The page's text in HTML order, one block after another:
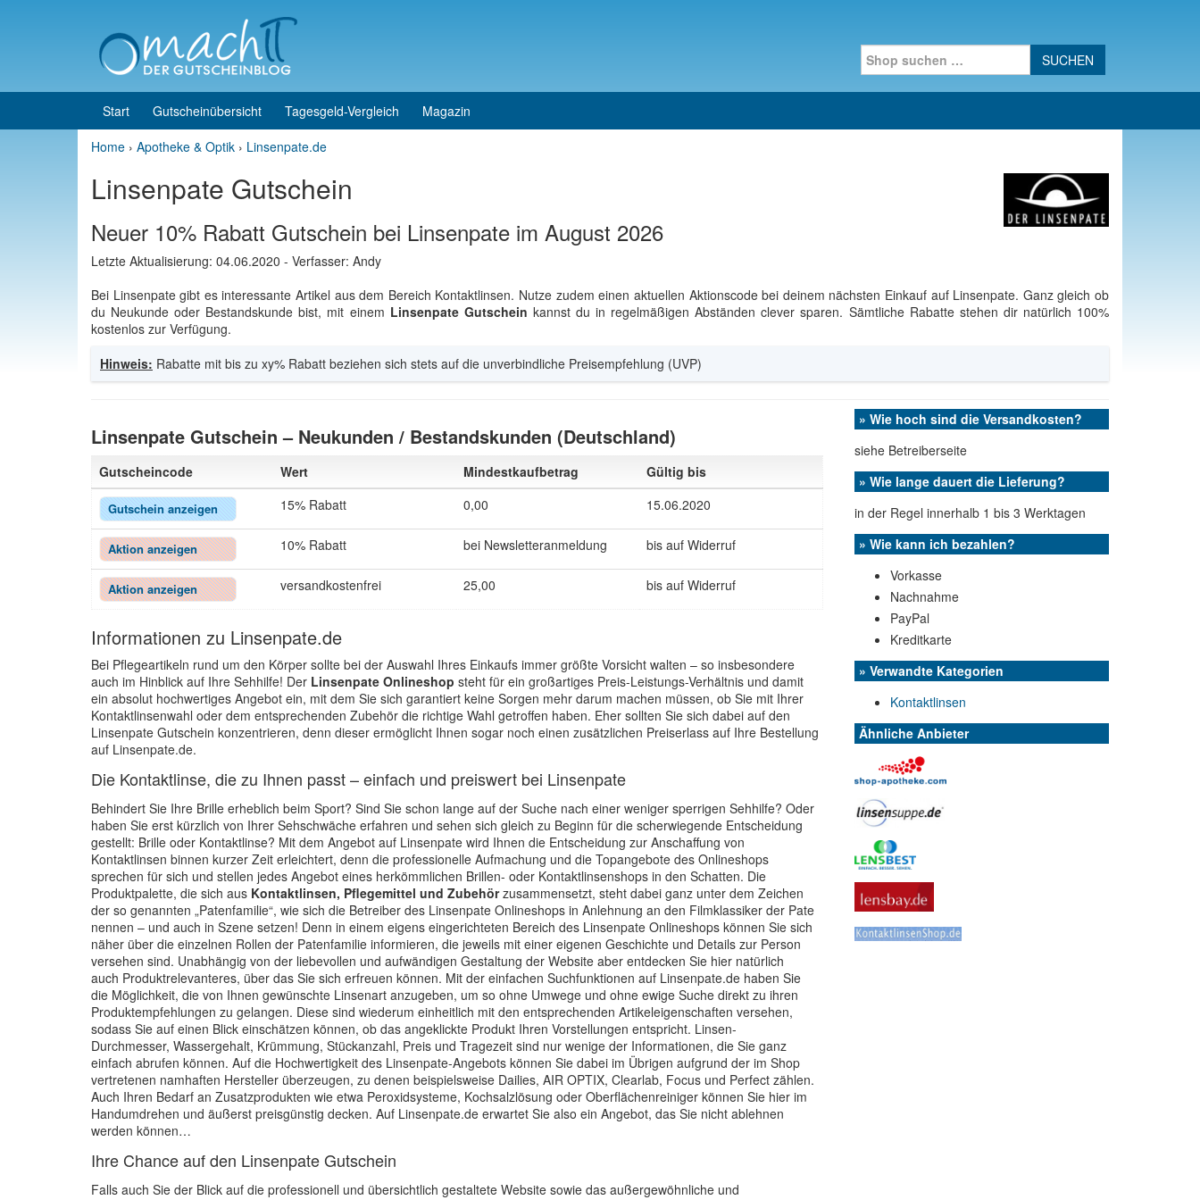
Search for:
Start Gutscheinübersicht Tagesgeld-Vergleich
Magazin
Home › Apotheke & Optik › Linsenpate.de
Linsenpate Gutschein
Neuer 10% Rabatt Gutschein bei Linsenpate im August 2026
Letzte Aktualisierung: 04.06.2020 - Verfasser: Andy
Bei Linsenpate gibt es interessante Artikel aus dem Bereich Kontaktlinsen. Nutze zudem einen aktuellen Aktionscode bei deinem nächsten Einkauf auf Linsenpate. Ganz gleich ob
du Neukunde oder Bestandskunde bist, mit einem Linsenpate Gutschein kannst du in regelmäßigen Abständen clever sparen. Sämtliche Rabatte stehen dir natürlich 100%
kostenlos zur Verfügung.
Hinweis: Rabatte mit bis zu xy% Rabatt beziehen sich stets auf die unverbindliche Preisempfehlung (UVP)
Linsenpate Gutschein – Neukunden / Bestandskunden (Deutschland)
Gutscheincode Wert Mindestkaufbetrag Gültig bis
Gutschein anzeigen 15% Rabatt 0,00 15.06.2020
Aktion anzeigen 10% Rabatt bei Newsletteranmeldung bis auf Widerruf
Aktion anzeigen versandkostenfrei 25,00 bis auf Widerruf
Informationen zu Linsenpate.de
Bei Pflegeartikeln rund um den Körper sollte bei der Auswahl Ihres Einkaufs immer größte Vorsicht walten – so insbesondere
auch im Hinblick auf Ihre Sehhilfe! Der Linsenpate Onlineshop steht für ein großartiges Preis-Leistungs-Verhältnis und damit
ein absolut hochwertiges Angebot ein, mit dem Sie sich garantiert keine Sorgen mehr darum machen müssen, ob Sie mit Ihrer
Kontaktlinsenwahl oder dem entsprechenden Zubehör die richtige Wahl getroffen haben. Eher sollten Sie sich dabei auf den
Linsenpate Gutschein konzentrieren, denn dieser ermöglicht Ihnen sogar noch einen zusätzlichen Preiserlass auf Ihre Bestellung
auf Linsenpate.de.
Die Kontaktlinse, die zu Ihnen passt – einfach und preiswert bei Linsenpate
Behindert Sie Ihre Brille erheblich beim Sport? Sind Sie schon lange auf der Suche nach einer weniger sperrigen Sehhilfe? Oder
haben Sie erst kürzlich von Ihrer Sehschwäche erfahren und sehen sich gleich zu Beginn für die scherwiegende Entscheidung
gestellt: Brille oder Kontaktlinse? Mit dem Angebot auf Linsenpate wird Ihnen die Entscheidung zur Anschaffung von
Kontaktlinsen binnen kurzer Zeit erleichtert, denn die professionelle Aufmachung und die Topangebote des Onlineshops
sprechen für sich und stellen jedes Angebot eines herkömmlichen Brillen- oder Kontaktlinsenshops in den Schatten. Die
Produktpalette, die sich aus Kontaktlinsen, Pflegemittel und Zubehörzusammensetzt, steht dabei ganz unter dem Zeichen
der so genannten „Patenfamilie“, wie sich die Betreiber des Linsenpate Onlineshops in Anlehnung an den Filmklassiker der Pate
nennen – und auch in Szene setzen! Denn in einem eigens eingerichteten Bereich des Linsenpate Onlineshops können Sie sich
näher über die einzelnen Rollen der Patenfamilie informieren, die jeweils mit einer eigenen Geschichte und Details zur Person
versehen sind. Unabhängig von der liebevollen und aufwändigen Gestaltung der Website aber entdecken Sie hier natürlich
auch Produktrelevanteres, über das Sie sich erfreuen können. Mit der einfachen Suchfunktionen auf Linsenpate.de haben Sie
die Möglichkeit, die von Ihnen gewünschte Linsenart anzugeben, um so ohne Umwege und ohne ewige Suche direkt zu ihren
Produktempfehlungen zu gelangen. Diese sind wiederum einheitlich mit den entsprechenden Artikeleigenschaften versehen,
sodass Sie auf einen Blick einschätzen können, ob das angeklickte Produkt Ihren Vorstellungen entspricht. Linsen-
Durchmesser, Wassergehalt, Krümmung, Stückanzahl, Preis und Tragezeit sind nur wenige der Informationen, die Sie ganz
einfach abrufen können. Auf die Hochwertigkeit des Linsenpate-Angebots können Sie dabei im Übrigen aufgrund der im Shop
vertretenen namhaften Hersteller überzeugen, zu denen beispielsweise Dailies, AIR OPTIX, Clearlab, Focus und Perfect zählen.
Auch Ihren Bedarf an Zusatzprodukten wie etwa Peroxidsysteme, Kochsalzlösung oder Oberflächenreiniger können Sie hier im
Handumdrehen und äußerst preisgünstig decken. Auf Linsenpate.de erwartet Sie also ein Angebot, das Sie nicht ablehnen
werden können…
Ihre Chance auf den Linsenpate Gutschein
Falls auch Sie der Blick auf die professionell und übersichtlich gestaltete Website sowie das außergewöhnliche und
» Wie hoch sind die Versandkosten?
siehe Betreiberseite
» Wie lange dauert die Lieferung?
in der Regel innerhalb 1 bis 3 Werktagen
» Wie kann ich bezahlen?
Vorkasse
Nachnahme
PayPal
Kreditkarte
» Verwandte Kategorien
Kontaktlinsen
Ähnliche Anbieter